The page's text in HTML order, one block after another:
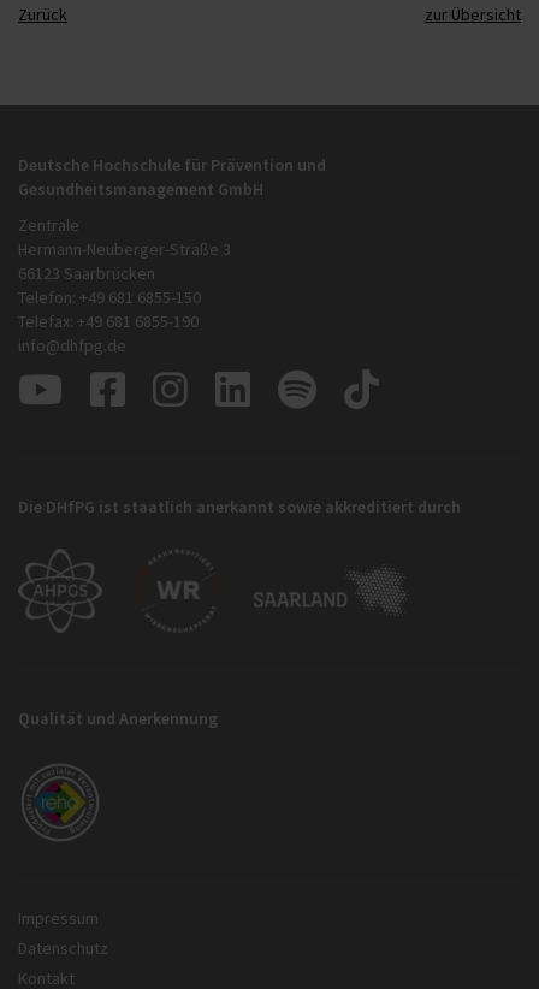
Zurück zur Übersicht
Deutsche Hochschule für Prävention und
Gesundheitsmanagement GmbH
Zentrale
Hermann-Neuberger-Straße 3
66123 Saarbrücken
Telefon: +49 681 6855-150
Telefax: +49 681 6855-190
info@dhfpg.de
Die DHfPG ist staatlich anerkannt sowie akkreditiert durch
Qualität und Anerkennung
Impressum
Datenschutz
Kontakt